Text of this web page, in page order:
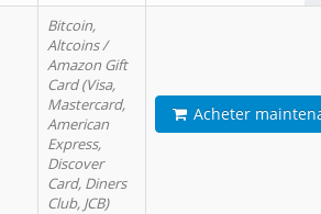
Bitcoin,
Altcoins /
Amazon Gift
Card (Visa,
Mastercard,
American
Express,
Discover
Card, Diners
Club, JCB)
Acheter